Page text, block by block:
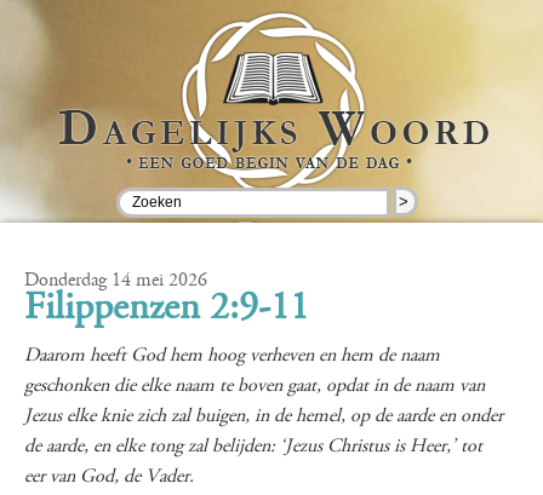
>
Donderdag 14 mei 2026
Filippenzen 2:9-11
Daarom heeft God hem hoog verheven en hem de naam
geschonken die elke naam te boven gaat, opdat in de naam van
Jezus elke knie zich zal buigen, in de hemel, op de aarde en onder
de aarde, en elke tong zal belijden: ‘Jezus Christus is Heer,’ tot
eer van God, de Vader.